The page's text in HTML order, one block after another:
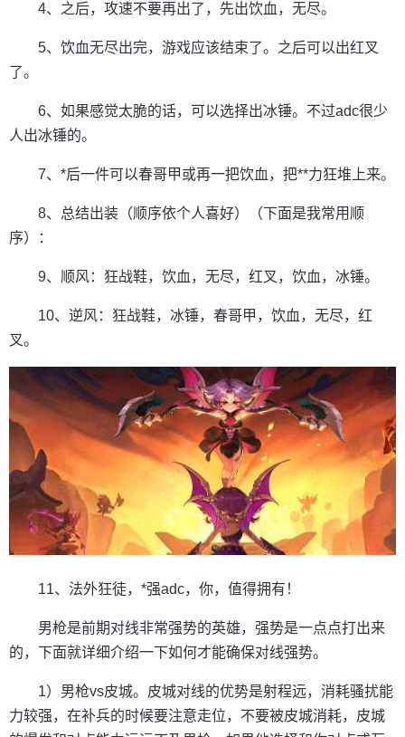
4、之后，攻速不要再出了，先出饮血，无尽。
5、饮血无尽出完，游戏应该结束了。之后可以出红叉
了。
6、如果感觉太脆的话，可以选择出冰锤。不过adc很少
人出冰锤的。
7、*后一件可以春哥甲或再一把饮血，把**力狂堆上来。
8、总结出装（顺序依个人喜好）（下面是我常用顺
序）：
9、顺风：狂战鞋，饮血，无尽，红叉，饮血，冰锤。
10、逆风：狂战鞋，冰锤，春哥甲，饮血，无尽，红
叉。
11、法外狂徒，*强adc，你，值得拥有！
男枪是前期对线非常强势的英雄，强势是一点点打出来
的，下面就详细介绍一下如何才能确保对线强势。
1）男枪vs皮城。皮城对线的优势是射程远，消耗骚扰能
力较强，在补兵的时候要注意走位，不要被皮城消耗，皮城